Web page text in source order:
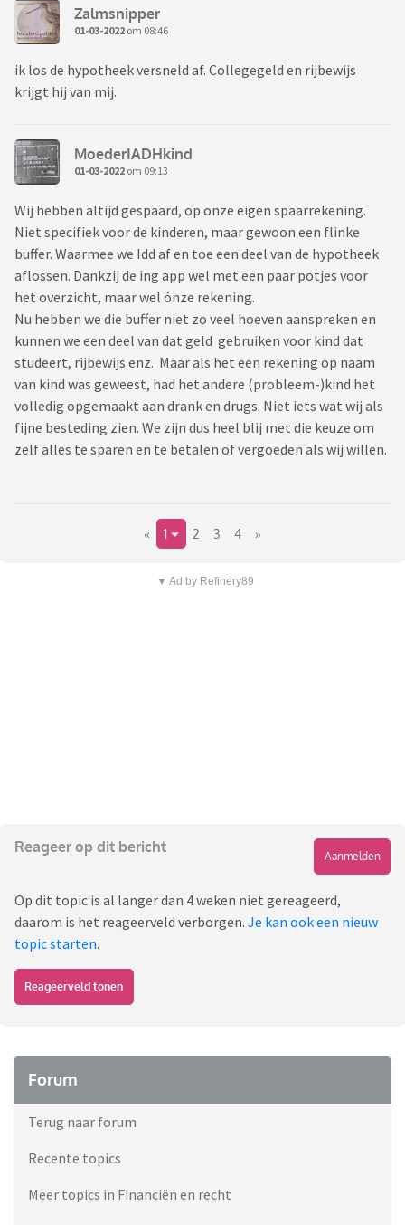
Zalmsnipper
01-03-2022 om 08:46
ik los de hypotheek versneld af. Collegegeld en rijbewijs
krijgt hij van mij.
MoederIADHkind
01-03-2022 om 09:13
Wij hebben altijd gespaard, op onze eigen spaarrekening.
Niet specifiek voor de kinderen, maar gewoon een flinke
buffer. Waarmee we Idd af en toe een deel van de hypotheek
aflossen. Dankzij de ing app wel met een paar potjes voor
het overzicht, maar wel ónze rekening.
Nu hebben we die buffer niet zo veel hoeven aanspreken en
kunnen we een deel van dat geld gebruiken voor kind dat
studeert, rijbewijs enz. Maar als het een rekening op naam
van kind was geweest, had het andere (probleem-)kind het
volledig opgemaakt aan drank en drugs. Niet iets wat wij als
fijne besteding zien. We zijn dus heel blij met die keuze om
zelf alles te sparen en te betalen of vergoeden als wij willen.
« 1 2 3 4 »
▼ Ad by Refinery89
Reageer op dit bericht
Aanmelden
Op dit topic is al langer dan 4 weken niet gereageerd,
daarom is het reageerveld verborgen. Je kan ook een nieuw
topic starten.
Reageerveld tonen
Forum
Terug naar forum
Recente topics
Meer topics in Financiën en recht